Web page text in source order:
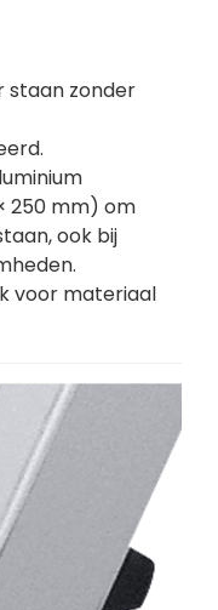
staan zonder
250 mm) om
ook bij
voor materiaal